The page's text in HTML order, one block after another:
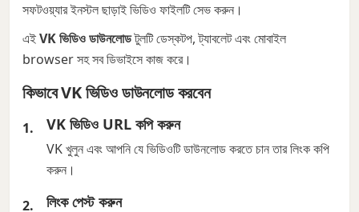
সফটওয়্যার ইনস্টল ছাড়াই ভিডিও ফাইলটি সেভ করুন।
এইVK ভিডিও ডাউনলোডটুলটি ডেস্কটপ, ট্যাবলেট এবং মোবাইল
browser সহ সব ডিভাইসে কাজ করে।
কিভাবে VK ভিডিও ডাউনলোড করবেন
VK ভিডিও URL কপি করুন
VK খুলুন এবং আপনি যে ভিডিওটি ডাউনলোড করতে চান তার লিংক কপি
করুন।
লিংক পেস্ট করুন